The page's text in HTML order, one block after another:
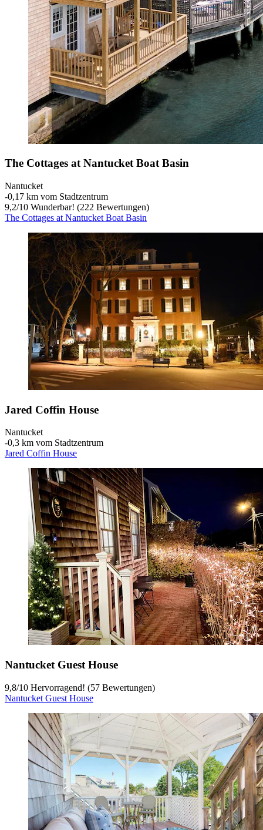
The Cottages at Nantucket Boat Basin
Nantucket
‐0,17 km vom Stadtzentrum
9,2/10 Wunderbar! (222 Bewertungen)
The Cottages at Nantucket Boat Basin
Jared Coffin House
Nantucket
‐0,3 km vom Stadtzentrum
Jared Coffin House
Nantucket Guest House
9,8/10 Hervorragend! (57 Bewertungen)
Nantucket Guest House